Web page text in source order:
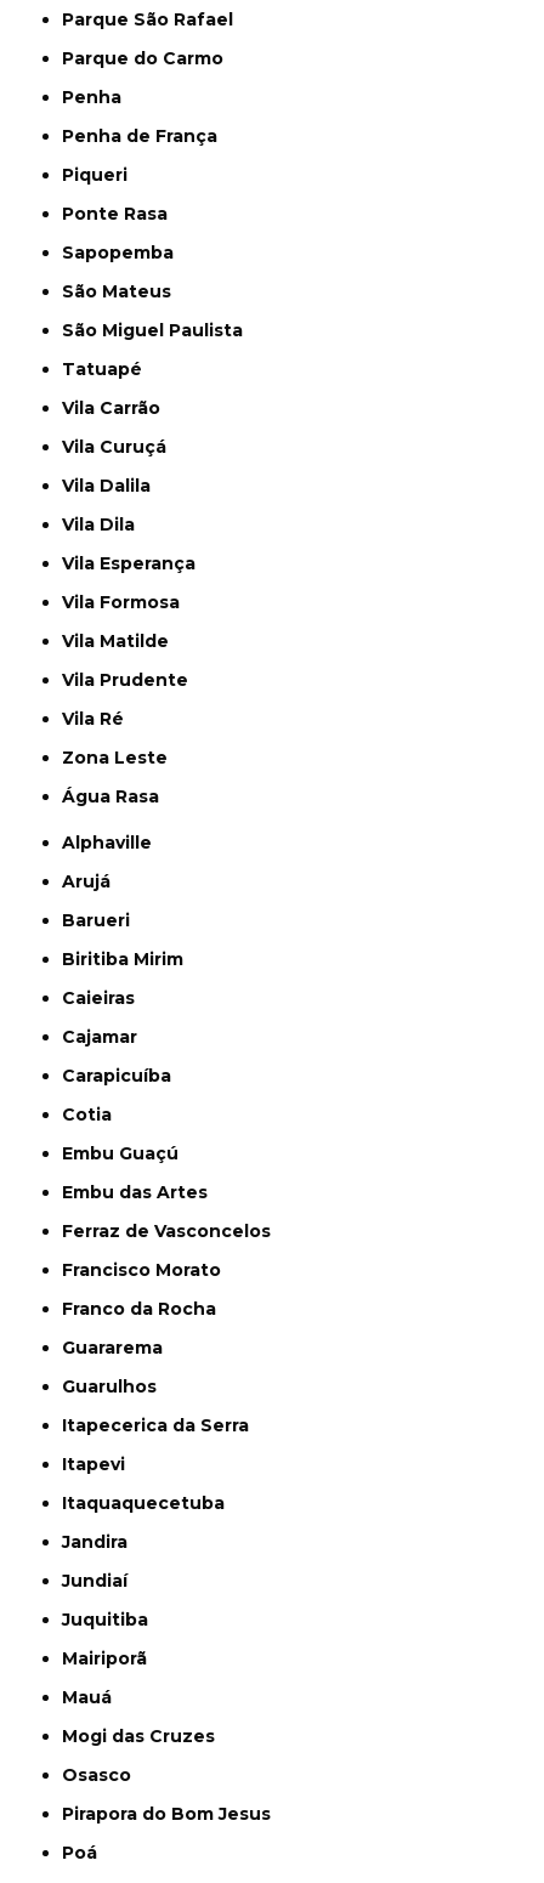
Parque São Rafael
Parque do Carmo
Penha
Penha de França
Piqueri
Ponte Rasa
Sapopemba
São Mateus
São Miguel Paulista
Tatuapé
Vila Carrão
Vila Curuçá
Vila Dalila
Vila Dila
Vila Esperança
Vila Formosa
Vila Matilde
Vila Prudente
Vila Ré
Zona Leste
Água Rasa
Alphaville
Arujá
Barueri
Biritiba Mirim
Caieiras
Cajamar
Carapicuíba
Cotia
Embu Guaçú
Embu das Artes
Ferraz de Vasconcelos
Francisco Morato
Franco da Rocha
Guararema
Guarulhos
Itapecerica da Serra
Itapevi
Itaquaquecetuba
Jandira
Jundiaí
Juquitiba
Mairiporã
Mauá
Mogi das Cruzes
Osasco
Pirapora do Bom Jesus
Poá